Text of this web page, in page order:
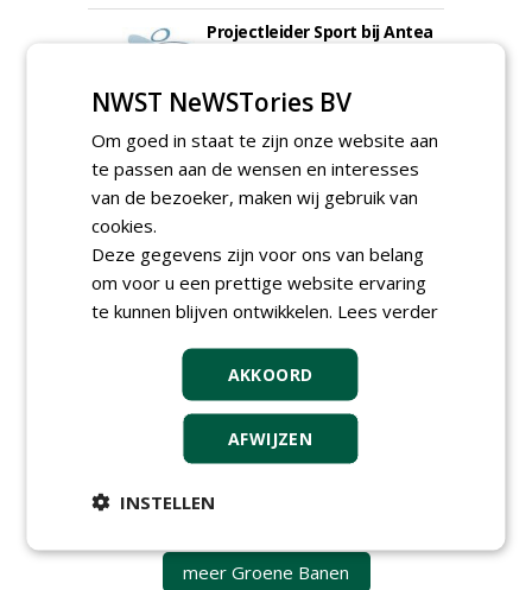
Projectleider Sport bij Antea
Uitvoerder civiele techniek &
sport bij Antea Realisatie
15-07-2026, Capelle a/d IJssel, Maastricht
Meewerkend Voorman
Werkorganisatie BUCH
09-07-2026, Castricum en Uitgeest
Groeiplaats specialist bij
Boomtotaalzorg32-40 uur
Boominspecteur bij
Boomtotaalzorg24-40 uur
Hoofdgreenkeeper (m/v)
groepRotterdam
meer Groene Banen
NWST NeWSTories BV
Om goed in staat te zijn onze website aan
te passen aan de wensen en interesses
van de bezoeker, maken wij gebruik van
cookies.
Deze gegevens zijn voor ons van belang
om voor u een prettige website ervaring
te kunnen blijven ontwikkelen. Lees verder
AKKOORD
AFWIJZEN
INSTELLEN